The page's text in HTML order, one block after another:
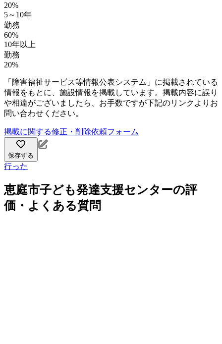
20%
5～10年
勤務
60%
10年以上
勤務
20%
「障害福祉サービス等情報公表システム」に掲載されている
情報をもとに、施設情報を掲載しています。掲載内容に誤り
や相違がございましたら、お手数ですが下記のリンクよりお
問い合わせください。
掲載に関する修正・削除依頼フォーム
保存する
行った
恵庭市子ども発達支援センターの評
価・よくある質問